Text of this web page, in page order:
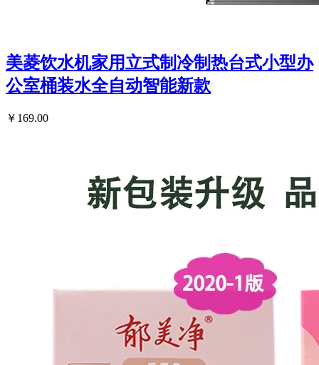
美菱饮水机家用立式制冷制热台式小型办
公室桶装水全自动智能新款
￥169.00